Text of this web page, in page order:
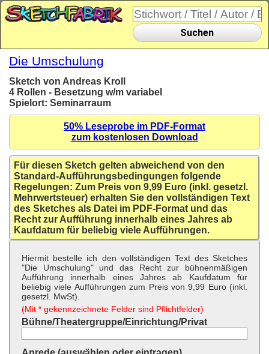
Suchen
Die Umschulung
Sketch von Andreas Kroll
4 Rollen - Besetzung w/m variabel
Spielort: Seminarraum
50% Leseprobe im PDF-Format
zum kostenlosen Download
Für diesen Sketch gelten abweichend von den
Standard-Aufführungsbedingungen folgende
Regelungen: Zum Preis von 9,99 Euro (inkl. gesetzl.
Mehrwertsteuer) erhalten Sie den vollständigen Text
des Sketches als Datei im PDF-Format und das
Recht zur Aufführung innerhalb eines Jahres ab
Kaufdatum für beliebig viele Aufführungen.
Hiermit bestelle ich den vollständigen Text des Sketches
"Die Umschulung" und das Recht zur bühnenmäßigen
Aufführung innerhalb eines Jahres ab Kaufdatum für
beliebig viele Aufführungen zum Preis von 9,99 Euro (inkl.
gesetzl. MwSt).
(Mit * gekennzeichnete Felder sind Pflichtfelder)
Bühne/Theatergruppe/Einrichtung/Privat